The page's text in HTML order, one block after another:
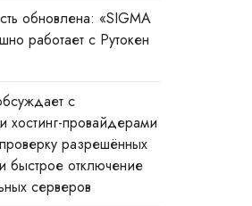
обновлена: «SIGMA
работает с Рутокен
с
хостинг-провайдерами
разрешённых
быстрое отключение
серверов